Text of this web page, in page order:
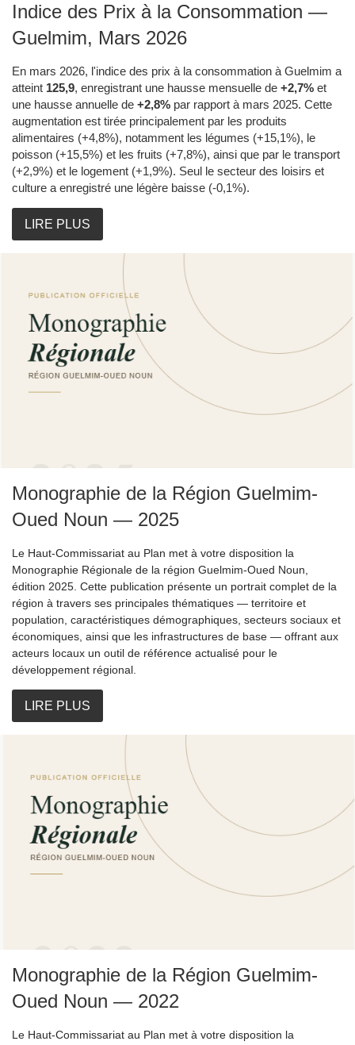
Indice des Prix à la Consommation —
Guelmim, Mars 2026
En mars 2026, l'indice des prix à la consommation à Guelmim a
atteint 125,9, enregistrant une hausse mensuelle de +2,7% et
une hausse annuelle de +2,8% par rapport à mars 2025. Cette
augmentation est tirée principalement par les produits
alimentaires (+4,8%), notamment les légumes (+15,1%), le
poisson (+15,5%) et les fruits (+7,8%), ainsi que par le transport
(+2,9%) et le logement (+1,9%). Seul le secteur des loisirs et
culture a enregistré une légère baisse (-0,1%).
LIRE PLUS
Monographie de la Région Guelmim-
Oued Noun — 2025
Le Haut-Commissariat au Plan met à votre disposition la
Monographie Régionale de la région Guelmim-Oued Noun,
édition 2025. Cette publication présente un portrait complet de la
région à travers ses principales thématiques — territoire et
population, caractéristiques démographiques, secteurs sociaux et
économiques, ainsi que les infrastructures de base — offrant aux
acteurs locaux un outil de référence actualisé pour le
développement régional.
LIRE PLUS
Monographie de la Région Guelmim-
Oued Noun — 2022
Le Haut-Commissariat au Plan met à votre disposition la